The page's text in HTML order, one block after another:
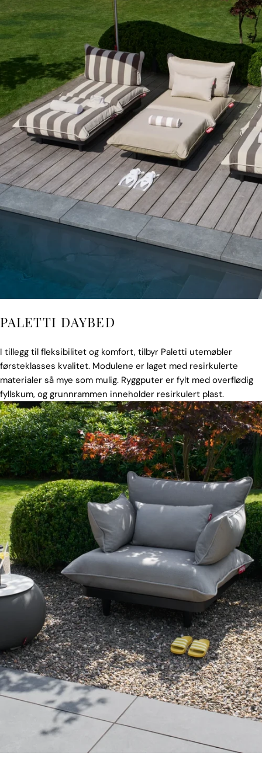
PALETTI DAYBED
I tillegg til fleksibilitet og komfort, tilbyr Paletti utemøbler
førsteklasses kvalitet. Modulene er laget med resirkulerte
materialer så mye som mulig. Ryggputer er fylt med overflødig
fyllskum, og grunnrammen inneholder resirkulert plast.